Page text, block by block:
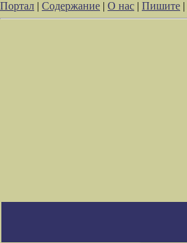
Портал | Содержание | О нас | Пишите |